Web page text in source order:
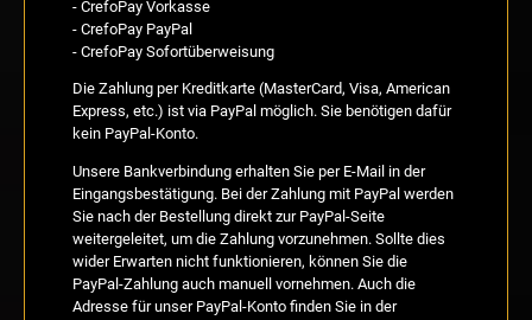
- CrefoPay Vorkasse
- CrefoPay PayPal
- CrefoPay Sofortüberweisung
Die Zahlung per Kreditkarte (MasterCard, Visa, American
Express, etc.) ist via PayPal möglich. Sie benötigen dafür
kein PayPal-Konto.
Unsere Bankverbindung erhalten Sie per E-Mail in der
Eingangsbestätigung. Bei der Zahlung mit PayPal werden
Sie nach der Bestellung direkt zur PayPal-Seite
weitergeleitet, um die Zahlung vorzunehmen. Sollte dies
wider Erwarten nicht funktionieren, können Sie die
PayPal-Zahlung auch manuell vornehmen. Auch die
Adresse für unser PayPal-Konto finden Sie in der